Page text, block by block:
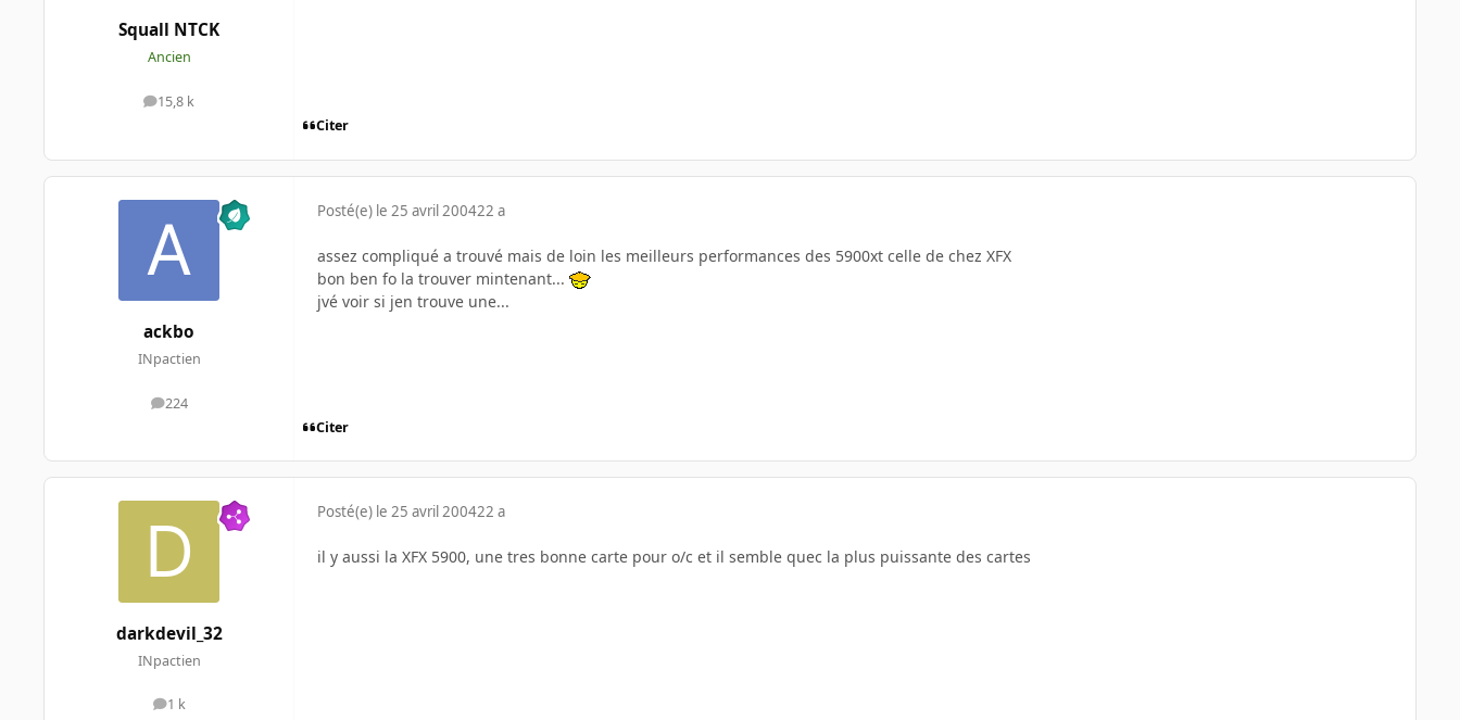
Squall NTCK
Ancien
15,8 k
messages
Citer
ackbo
INpactien
224
messages
Posté(e) le 25 avril 200422 a
assez compliqué a trouvé mais de loin les meilleurs performances des 5900xt celle de chez XFX
bon ben fo la trouver mintenant...
jvé voir si jen trouve une...
Citer
darkdevil_32
INpactien
1 k
messages
Posté(e) le 25 avril 200422 a
il y aussi la XFX 5900, une tres bonne carte pour o/c et il semble quec la plus puissante des cartes